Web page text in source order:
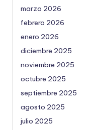
marzo 2026
febrero 2026
enero 2026
diciembre 2025
noviembre 2025
octubre 2025
septiembre 2025
agosto 2025
julio 2025